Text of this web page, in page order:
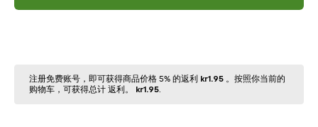
注册免费账号，即可获得商品价格 5% 的返利 kr1.95 。按照你当前的
购物⻋，可获得总计 返利。
kr1.95.